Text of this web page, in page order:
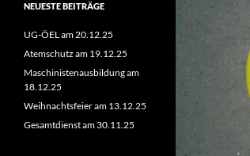
NEUESTE BEITRÄGE
UG-ÖEL am 20.12.25
Atemschutz am 19.12.25
Maschinistenausbildung am
18.12.25
Weihnachtsfeier am 13.12.25
Gesamtdienst am 30.11.25